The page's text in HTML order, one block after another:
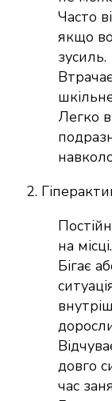
Часто
якщо
зусиль.
Легко
2.
на місці.
Бігає
довго
час